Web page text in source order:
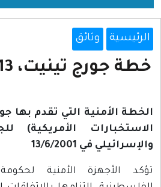
الرئيسية وثائق
خطة جورج تينيت، 13 حزيران 2001
الخطة الأمنية التي تقدم بها
الاستخبارات الأمريكية)
والإسرائيلي في 13/6/2001
تؤكد الأجهزة الأمنية